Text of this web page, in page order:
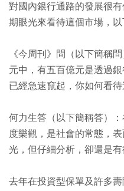
對國內銀行通路的發展很
期眼光來看待這個市場，
《今周刊》問（以下簡稱
元中，有五百億元是透過
已經急速竄起，你如何看
何力生答（以下簡稱答）
度樂觀，是社會的常態，
光，但仔細分析，卻還是有
去年在投資型保單及許多